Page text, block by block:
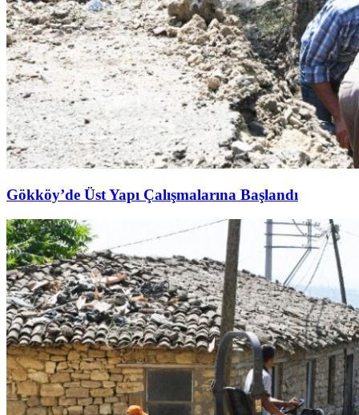
Gökköy’de Üst Yapı Çalışmalarına Başlandı